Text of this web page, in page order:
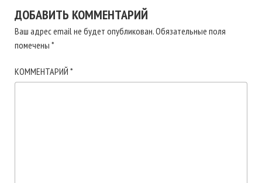
ДОБАВИТЬ КОММЕНТАРИЙ
Ваш адрес email не будет опубликован.Обязательные поля
помечены *
КОММЕНТАРИЙ *